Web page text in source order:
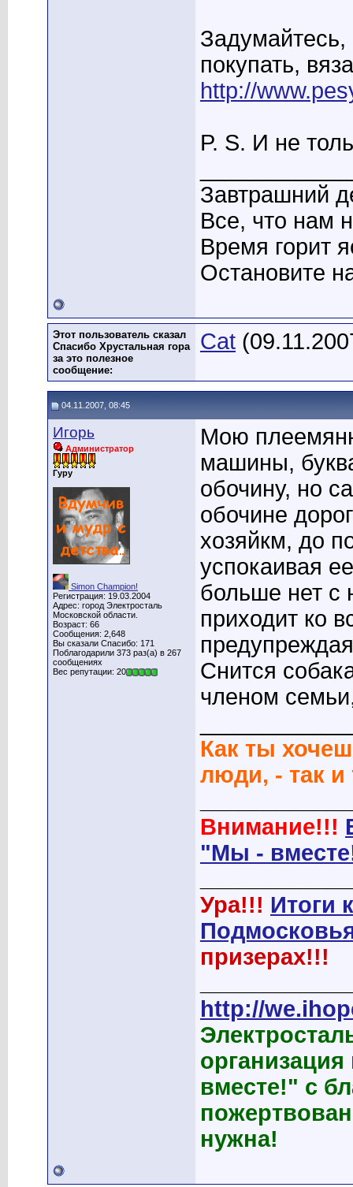
покупать,
http://
P. S. И не
Завтрашний
Все, что нам
Время горит
Остановите
Этот пользователь сказал
Спасибо Хрустальная гора
за это полезное
сообщение:
Cat
04.11.2007, 08:45
Игорь
Администратор
Гуру
Simon Champion!
Регистрация: 19.03.2004
Адрес: город Электросталь
Московской области.
Возраст: 66
Сообщения: 2,648
Вы сказали Спасибо: 171
Поблагодарили 373 раз(а) в 267
сообщениях
Вес репутации: 20
Мою
машины,
обочину, но
обочине
хозяйкм, до
успокаивая
больше нет с
приходит ко
Снится
членом
Как ты
люди, - так
Внимание!!!
"Мы -
Ура!!! Итоги
призерах!!!
http://
вместе!" с
нужна!